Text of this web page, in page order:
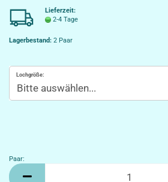
Lieferzeit:
2-4 Tage
Lagerbestand: 2 Paar
Lochgröße:
Paar:
Paar